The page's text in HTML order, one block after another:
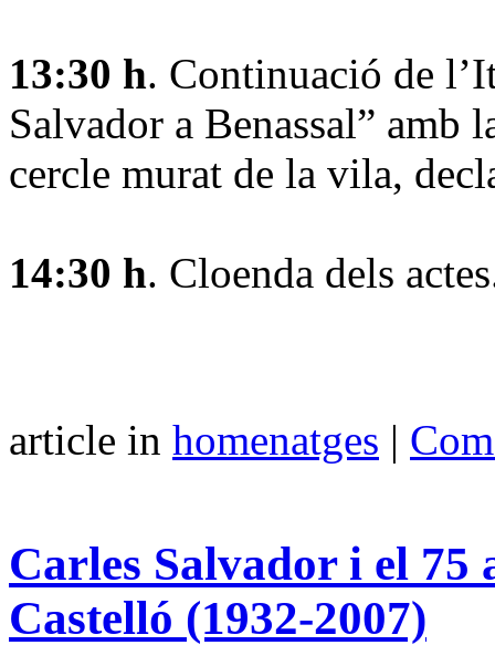
13:30 h. Continuació de
Salvador a Benassal”
cercle murat de la vila,
14:30 h. Cloenda dels
article in homenatges |
Carles Salvador i el 75
Castelló (1932-2007)